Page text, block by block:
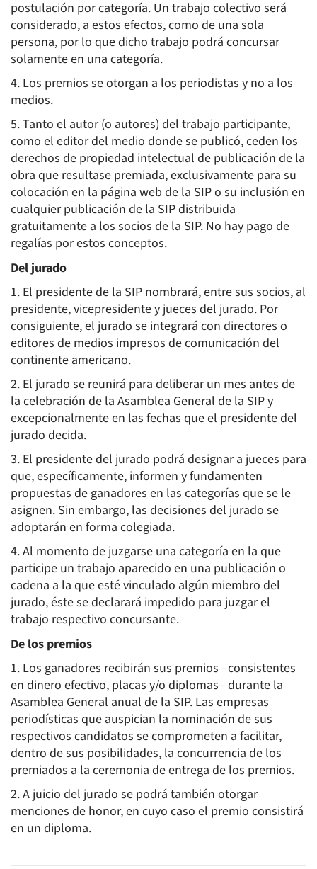
postulación por categoría. Un trabajo colectivo será
considerado, a estos efectos, como de una sola
persona, por lo que dicho trabajo podrá concursar
solamente en una categoría.
4. Los premios se otorgan a los periodistas y no a los
medios.
5. Tanto el autor (o autores) del trabajo participante,
como el editor del medio donde se publicó, ceden los
derechos de propiedad intelectual de publicación de la
obra que resultase premiada, exclusivamente para su
colocación en la página web de la SIP o su inclusión en
cualquier publicación de la SIP distribuida
gratuitamente a los socios de la SIP. No hay pago de
regalías por estos conceptos.
Del jurado
1. El presidente de la SIP nombrará, entre sus socios, al
presidente, vicepresidente y jueces del jurado. Por
consiguiente, el jurado se integrará con directores o
editores de medios impresos de comunicación del
continente americano.
2. El jurado se reunirá para deliberar un mes antes de
la celebración de la Asamblea General de la SIP y
excepcionalmente en las fechas que el presidente del
jurado decida.
3. El presidente del jurado podrá designar a jueces para
que, específicamente, informen y fundamenten
propuestas de ganadores en las categorías que se le
asignen. Sin embargo, las decisiones del jurado se
adoptarán en forma colegiada.
4. Al momento de juzgarse una categoría en la que
participe un trabajo aparecido en una publicación o
cadena a la que esté vinculado algún miembro del
jurado, éste se declarará impedido para juzgar el
trabajo respectivo concursante.
De los premios
1. Los ganadores recibirán sus premios –consistentes
en dinero efectivo, placas y/o diplomas– durante la
Asamblea General anual de la SIP. Las empresas
periodísticas que auspician la nominación de sus
respectivos candidatos se comprometen a facilitar,
dentro de sus posibilidades, la concurrencia de los
premiados a la ceremonia de entrega de los premios.
2. A juicio del jurado se podrá también otorgar
menciones de honor, en cuyo caso el premio consistirá
en un diploma.